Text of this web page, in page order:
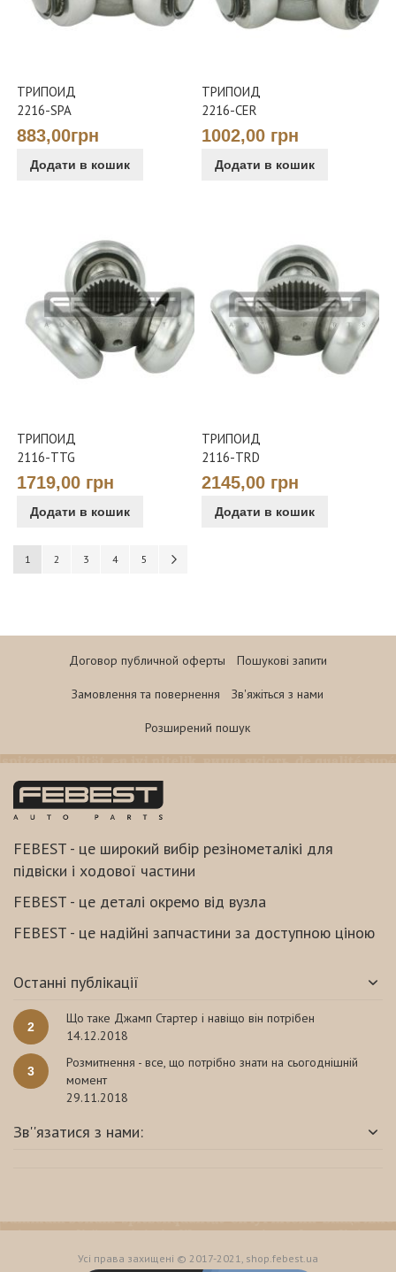
ТРИПОИД
2216-SPA
883,00грн
Додати в кошик
ТРИПОИД
2216-CER
1002,00 грн
Додати в кошик
ТРИПОИД
2116-TTG
1719,00 грн
Додати в кошик
ТРИПОИД
2116-TRD
2145,00 грн
Додати в кошик
Сторінка
You're currently reading page
1 Сторінка
2 Сторінка
3 Сторінка
4 Сторінка
5
Договор публичной оферты Пошукові запити
Замовлення та повернення Зв'яжіться з нами
Розширений пошук
FEBEST - це широкий вибір резінометалікі для
підвіски і ходової частини
FEBEST - це деталі окремо від вузла
FEBEST - це надійні запчастини за доступною ціною
Останні публікації
2
Що таке Джамп Стартер і навіщо він потрібен
14.12.2018
3
Розмитнення - все, що потрібно знати на сьогоднішній
момент
29.11.2018
Зв''язатися з нами:
Усі права захищені © 2017-2021, shop.febest.ua